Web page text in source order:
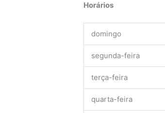
Horários
domingo
segunda-feira
terça-feira
quarta-feira